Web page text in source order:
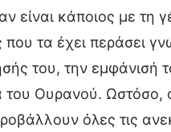
είναι κάποιος με
τα έχει περάσει
του, την εμφάνισή
του Ουρανού. Ωστόσο,
όλες τις